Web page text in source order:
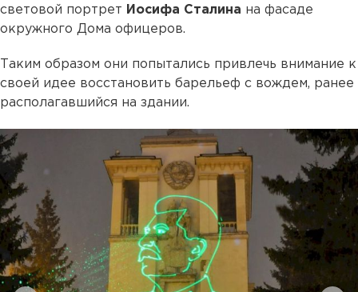
световой портрет Иосифа Сталина на фасаде
окружного Дома офицеров.
Таким образом они попытались привлечь внимание к
своей идее восстановить барельеф с вождем, ранее
располагавшийся на здании.